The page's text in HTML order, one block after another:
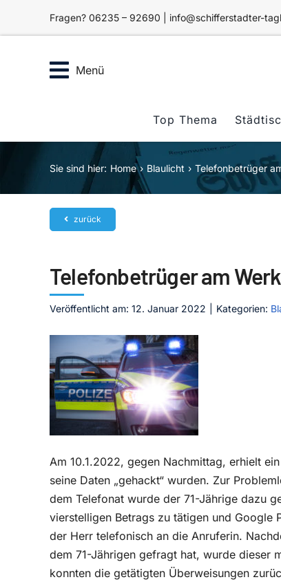
Fragen? 06235 – 92690 | info@schifferstadter-
Menü
Top Thema
Sie sind hier: Home Blaulicht Telefonbetrüger
zurück
Telefonbetrüger am Werk
Veröffentlicht am: 12. Januar 2022 Kategorien:
Am 10.1.2022, gegen Nachmittag, erhielt
seine Daten „gehackt“ wurden. Zur
dem Telefonat wurde der 71-Jährige dazu
vierstelligen Betrags zu tätigen und Google
der Herr telefonisch an die Anruferin.
dem 71-Jährigen gefragt hat, wurde dieser
konnten die getätigten Überweisungen